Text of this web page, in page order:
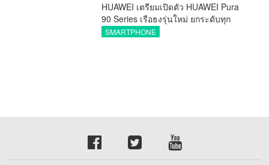
HUAWEI เตรียมเปิดตัว HUAWEI Pura
90 Series เรือธงรุ่นใหม่ ยกระดับทุก
โมเมนต์สำคัญของชีวิตด้วยนวัตกรรม
SMARTPHONE